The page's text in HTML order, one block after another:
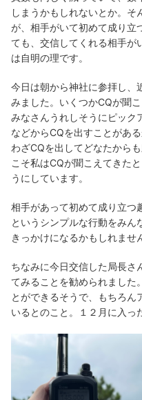
しまうかもしれないとか。
が、相手がいて初めて成り立
ても、交信してくれる相手が
は自明の理です。
今日は朝から神社に参拝し、
みました。いくつかCQが聞
みなさんうれしそうにピック
などからCQを出すことがあ
わざCQを出してどなたから
こそ私はCQが聞こえてきた
うにしています。
相手があって初めて成り立つ
というシンプルな行動をみん
きっかけになるかもしれませ
ちなみに今日交信した局長さ
てみることを勧められました
とができるそうで、もちろん
いるとのこと。１２月に入っ